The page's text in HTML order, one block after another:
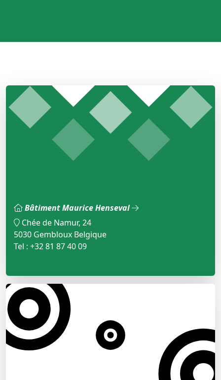
Bâtiment Maurice Henseval
Chée de Namur, 24
5030 Gembloux Belgique
Tel : +32 81 87 40 09